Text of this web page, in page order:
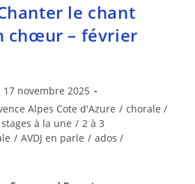
le chant
chœur – février
17 novembre 2025
Alpes Cote d'Azure / chorale /
stages à la une / 2 à 3
/ AVDJ en parle / ados /